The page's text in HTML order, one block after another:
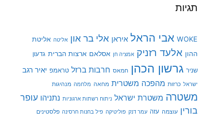
תגיות
WOKE אבי הראל איראן אלי בר און אליטה אליטת
ההון אלעד רזניק אמציה חן אסלאם ארצות הברית גדעון
שניר גרשון הכהן חמאס חרבות ברזל טראמפ יאיר רגב
ישראל כרזות מהפכה משטרית מחאה מלחמה מנהיגות
משטרה משטרת ישראל ניתוח רשתות ארגוניות נתניהו עופר
בורין עוצמה עזה עמר דנק פוליטיקה פיל בחנות חרסינה פלסטינים